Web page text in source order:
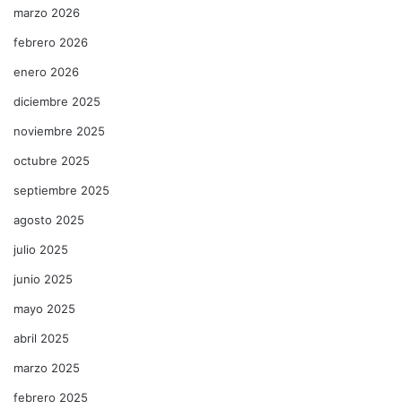
marzo 2026
febrero 2026
enero 2026
diciembre 2025
noviembre 2025
octubre 2025
septiembre 2025
agosto 2025
julio 2025
junio 2025
mayo 2025
abril 2025
marzo 2025
febrero 2025